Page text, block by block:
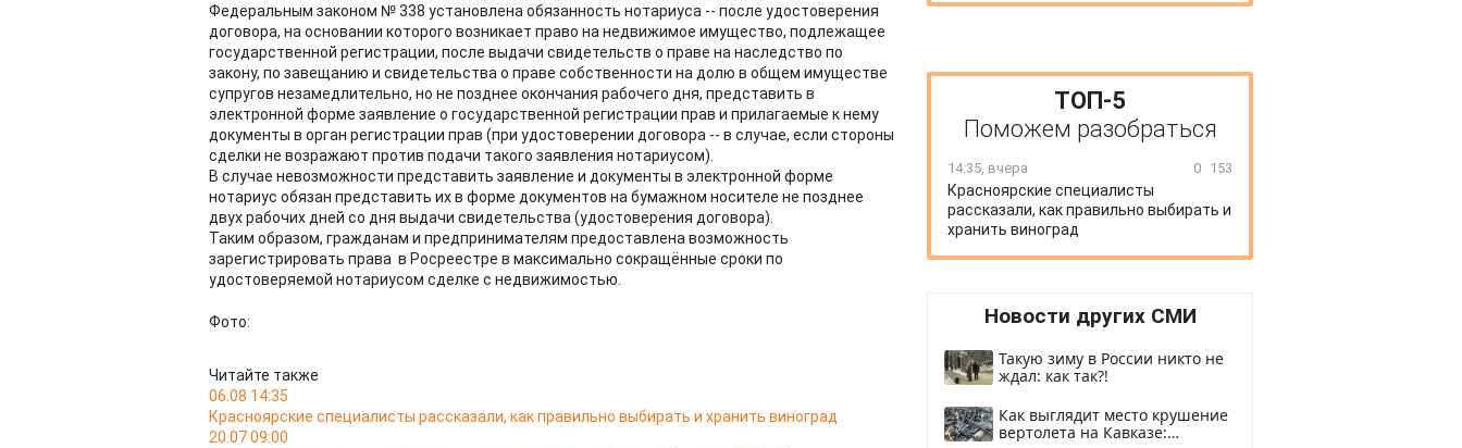
Федеральным законом № 338 установлена обязанность нотариуса -- после удостоверения
договора, на основании которого возникает право на недвижимое имущество, подлежащее
государственной регистрации, после выдачи свидетельств о праве на наследство по
закону, по завещанию и свидетельства о праве собственности на долю в общем имуществе
супругов незамедлительно, но не позднее окончания рабочего дня, представить в
электронной форме заявление о государственной регистрации прав и прилагаемые к нему
документы в орган регистрации прав (при удостоверении договора -- в случае, если стороны
сделки не возражают против подачи такого заявления нотариусом).
В случае невозможности представить заявление и документы в электронной форме
нотариус обязан представить их в форме документов на бумажном носителе не позднее
двух рабочих дней со дня выдачи свидетельства (удостоверения договора).
Таким образом, гражданам и предпринимателям предоставлена возможность
зарегистрировать права в Росреестре в максимально сокращённые сроки по
удостоверяемой нотариусом сделке с недвижимостью.
Фото:
Читайте также
06.08 14:35
Красноярские специалисты рассказали, как правильно выбирать и хранить виноград
20.07 09:00
ТОП-5
Поможем разобраться
14:35, вчера 0 153
Красноярские специалисты
рассказали, как правильно выбирать и
хранить виноград
Новости других СМИ
Такую зиму в России никто не
ждал: как так?!
Как выглядит место крушение
вертолета на Кавказе: